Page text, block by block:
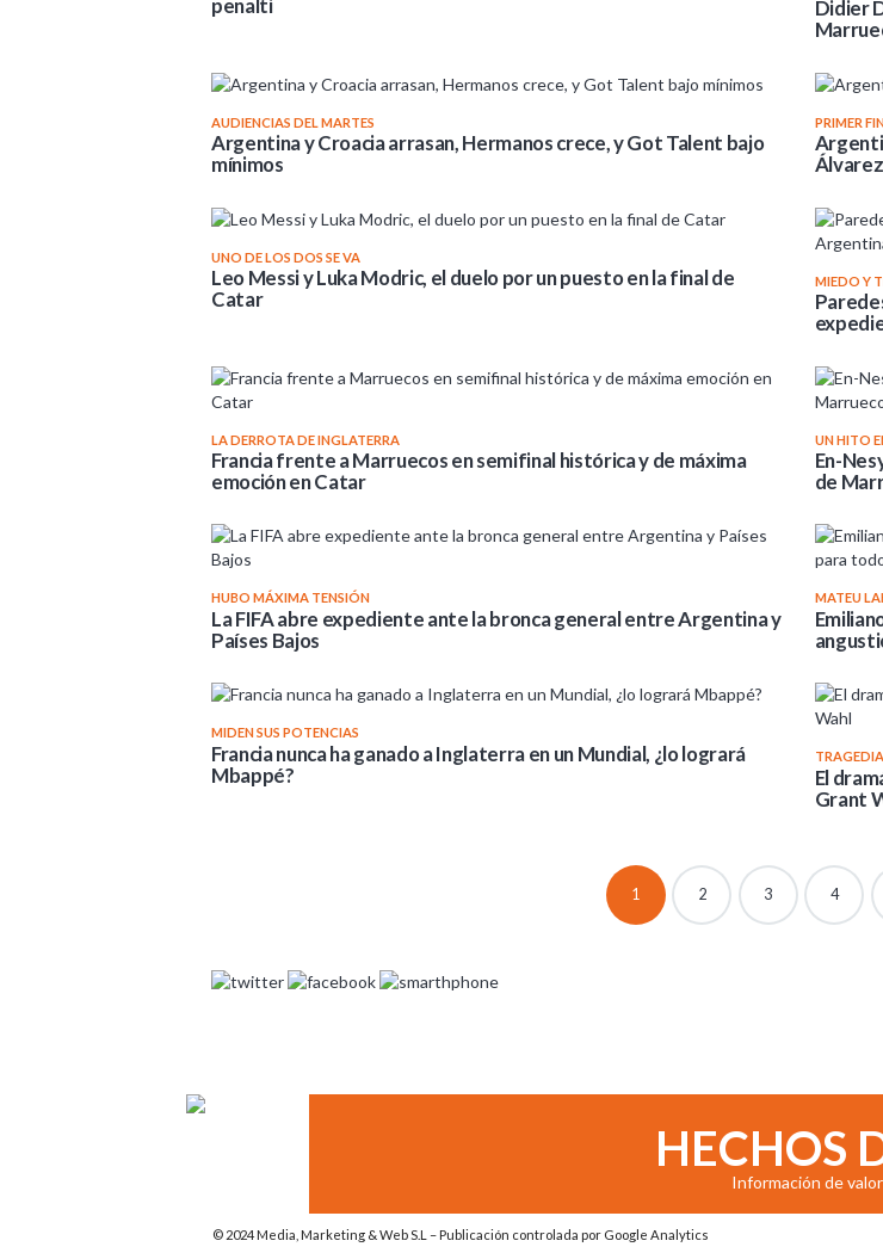
penalti
Didier
AUDIENCIAS DEL MARTES
Argentina y Croacia arrasan, Hermanos crece, y Got Talent bajo
mínimos
PRIMER
Álvarez
UNO DE LOS DOS SE VA
Leo Messi y Luka Modric, el duelo por un puesto en la final de
Catar
MIEDO Y
LA DERROTA DE INGLATERRA
Francia frente a Marruecos en semifinal histórica y de máxima
emoción en Catar
UN HITO
En-
de
HUBO MÁXIMA TENSIÓN
La FIFA abre expediente ante la bronca general entre Argentina y
Países Bajos
MATEU
MIDEN SUS POTENCIAS
Francia nunca ha ganado a Inglaterra en un Mundial, ¿lo logrará
Mbappé?
El
Grant
1 2 3 4
HECHOS
Información de
© 2024 Media, Marketing & Web S.L – Publicación controlada por Google Analytics